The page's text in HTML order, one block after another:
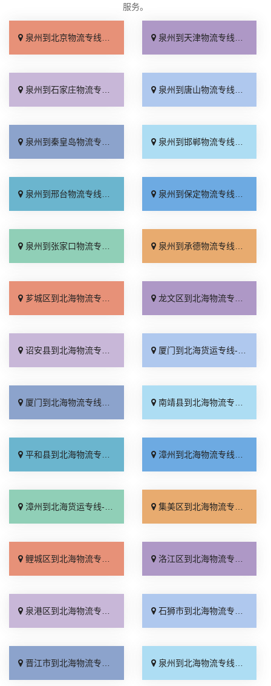
服务。
泉州到北京物流专线_几天到达「按时送达」 泉州到天津物流专线_运价查询「实时跟踪 」
泉州到石家庄物流专线_无需中转「来电咨询」 泉州到唐山物流专线_直达特快专线「市县闪送」
泉州到秦皇岛物流专线_直通专线「高效快运」 泉州到邯郸物流专线_合理收费「零担配货」
泉州到邢台物流专线_天天发车「高速快运」 泉州到保定物流专线_快运有保障「一站直达」
泉州到张家口物流专线_直达特快专线「门到门接送」 泉州到承德物流专线_直达到站「运费多少」
芗城区到北海物流专线_资质齐全「随叫随到」 龙文区到北海物流专线_门到门配送「资质齐全」
诏安县到北海物流专线_多少公里「市县派送」 厦门到北海货运专线-厦门到北海物流公司_高速快运「托运省心」
厦门到北海物流专线_诚信经营「多少一方」 南靖县到北海物流专线_每日发车「一站式托运」
平和县到北海物流专线_上门提货「几天到达」 漳州到北海物流专线_放心物流「上门提货」
漳州到北海货运专线-漳州到北海物流公司_诚信为先「托运省心」 集美区到北海物流专线_定点发车「急你所需」
鲤城区到北海物流专线_一站式托运「多年经验」 洛江区到北海物流专线_随叫随到「快速响应」
泉港区到北海物流专线_送货到门「专业调车」 石狮市到北海物流专线_要多少钱「损坏理赔」
晋江市到北海物流专线_来电咨询「门到门接送」 泉州到北海物流专线_快速响应「放心物流」